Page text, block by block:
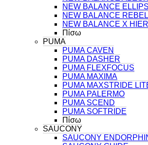
NEW BALANCE
NEW BALANCE
NEW BALANCE X
Πίσω
PUMA
PUMA CAVEN
PUMA DASHER
PUMA FLEXFOCUS
PUMA MAXIMA
PUMA MAXSTRIDE
PUMA PALERMO
PUMA SCEND
PUMA SOFTRIDE
Πίσω
SAUCONY
SAUCONY